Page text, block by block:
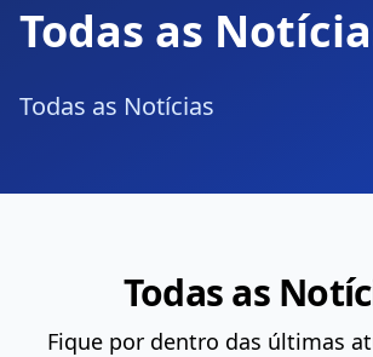
Todas as
Todas as Notícias
Todas as
Fique por dentro das últimas